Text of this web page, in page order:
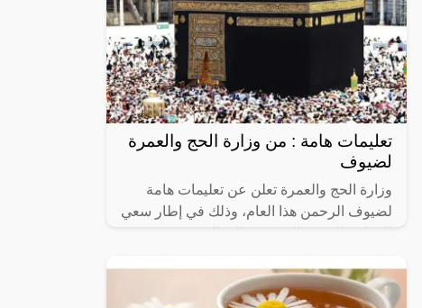
تعليمات هامة : من وزارة الحج والعمرة
لضيوف
وزارة الحج والعمرة تعلن عن تعليمات هامة
لضيوف الرحمن هذا العام، وذلك في إطار سعي